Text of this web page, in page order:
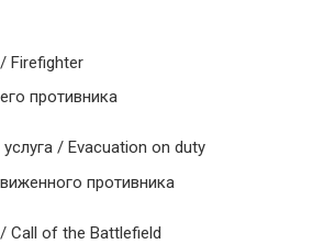
Firefighter
противника
/ Evacuation on duty
противника
Call of the Battlefield